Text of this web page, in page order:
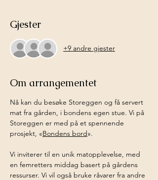
Gjester
+9 andre gjester
Om arrangementet
Nå kan du besøke Storeggen og få servert
mat fra gården, i bondens egen stue. Vi på
Storeggen er med på et spennende
prosjekt, «Bondens bord».
Vi inviterer til en unik matopplevelse, med
en femretters middag basert på gårdens
ressurser. Vi vil også bruke råvarer fra andre